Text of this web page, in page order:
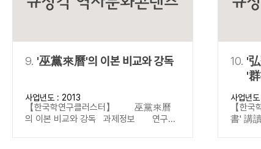
9. '巫黨來曆'의 이본 비교와 강독
사업년도 : 2013
【한국학연구클러스터】 巫黨來曆
의 이본 비교와 강독 과제정보 연구...
10. '
'
사업년
【한
書' 講